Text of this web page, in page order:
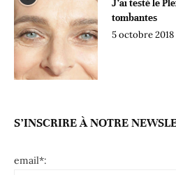
J’ai testé le
tombantes
5 octobre 2018
S’INSCRIRE À NOTRE
email*: